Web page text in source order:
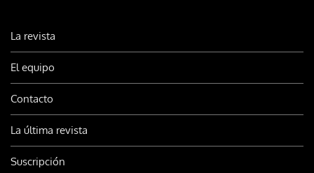
La revista
El equipo
Contacto
La última revista
Suscripción